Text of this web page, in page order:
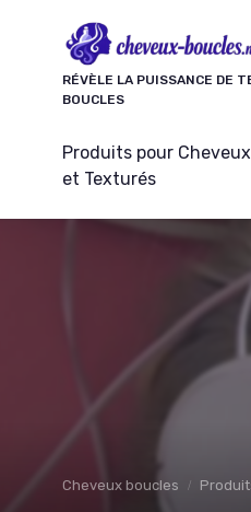
RÉVÈLE LA PUISSANCE DE
BOUCLES
Produits pour
et Texturés
Cheveux boucles